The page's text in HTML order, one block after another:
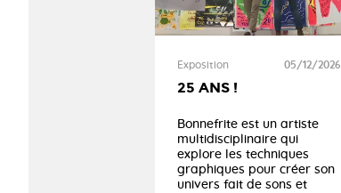
Exposition 05/12/2026
25 ANS !
Bonnefrite est un artiste
multidisciplinaire qui
explore les techniques
graphiques pour créer son
univers fait de sons et